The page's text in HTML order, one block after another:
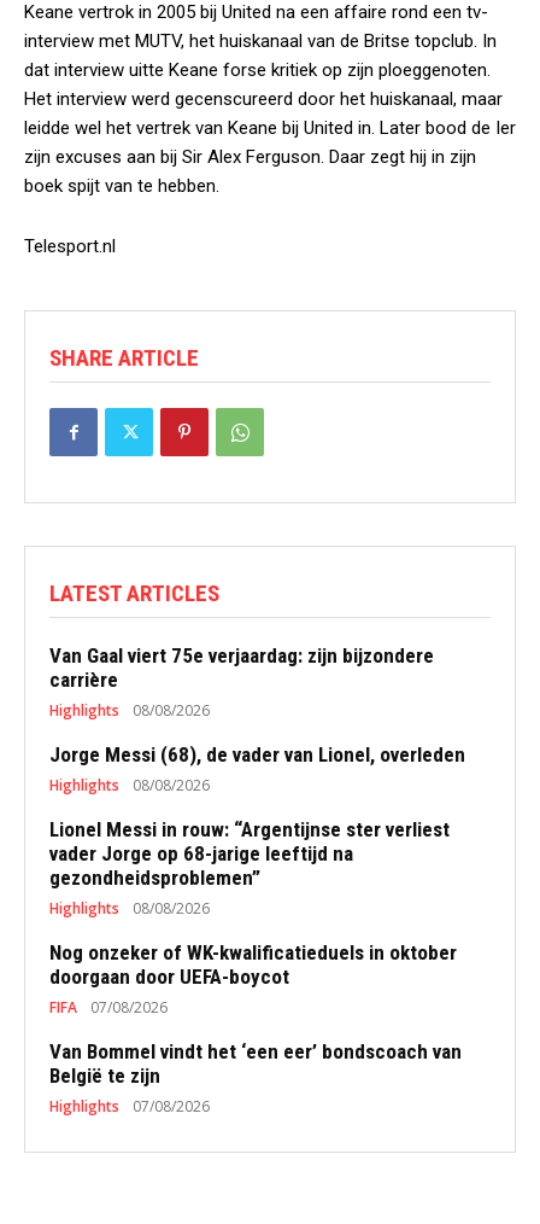
Keane vertrok in 2005 bij United na een affaire rond een tv-
interview met MUTV, het huiskanaal van de Britse topclub. In
dat interview uitte Keane forse kritiek op zijn ploeggenoten.
Het interview werd gecenscureerd door het huiskanaal, maar
leidde wel het vertrek van Keane bij United in. Later bood de Ier
zijn excuses aan bij Sir Alex Ferguson. Daar zegt hij in zijn
boek spijt van te hebben.
Telesport.nl
SHARE ARTICLE
LATEST ARTICLES
Van Gaal viert 75e verjaardag: zijn bijzondere
carrière
Highlights 08/08/2026
Jorge Messi (68), de vader van Lionel, overleden
Highlights 08/08/2026
Lionel Messi in rouw: “Argentijnse ster verliest
vader Jorge op 68-jarige leeftijd na
gezondheidsproblemen”
Highlights 08/08/2026
Nog onzeker of WK-kwalificatieduels in oktober
doorgaan door UEFA-boycot
FIFA 07/08/2026
Van Bommel vindt het ‘een eer’ bondscoach van
België te zijn
Highlights 07/08/2026